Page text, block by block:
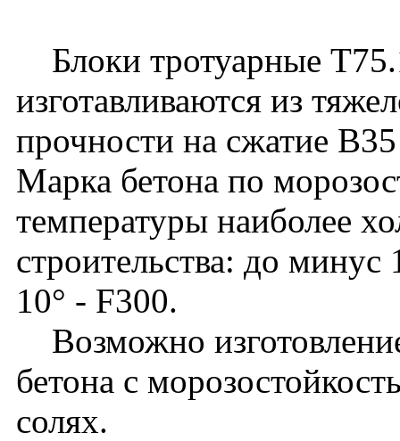
Блоки тротуарные
изготавливаются из
прочности на сжатие
Марка бетона по
температуры наиболее
строительства: до
10° - F300.
Возможно
бетона с
солях.